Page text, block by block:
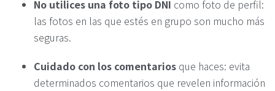
No utilices una foto tipo DNI como foto de perfil:
las fotos en las que estés en grupo son mucho más
seguras.
Cuidado con los comentarios que haces: evita
determinados comentarios que revelen información